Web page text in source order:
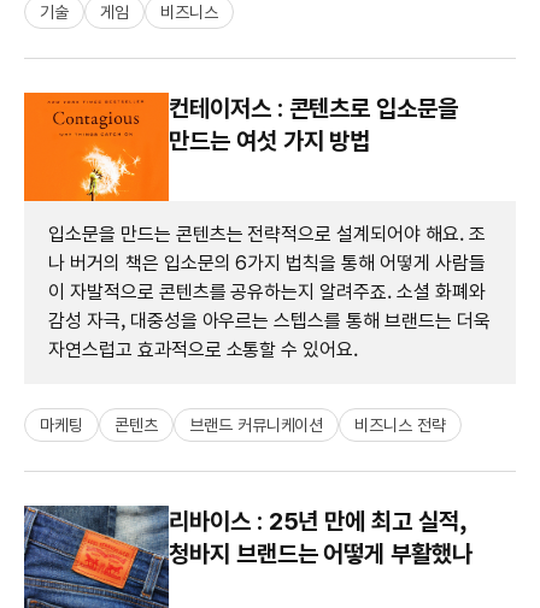
기술 게임 비즈니스
컨테이저스 : 콘텐츠로 입소문을
만드는 여섯 가지 방법
입소문을 만드는 콘텐츠는 전략적으로 설계되어야 해요. 조
나 버거의 책은 입소문의 6가지 법칙을 통해 어떻게 사람들
이 자발적으로 콘텐츠를 공유하는지 알려주죠. 소셜 화폐와
감성 자극, 대중성을 아우르는 스텝스를 통해 브랜드는 더욱
자연스럽고 효과적으로 소통할 수 있어요.
마케팅 콘텐츠 브랜드 커뮤니케이션 비즈니스 전략
리바이스 : 25년 만에 최고 실적,
청바지 브랜드는 어떻게 부활했나